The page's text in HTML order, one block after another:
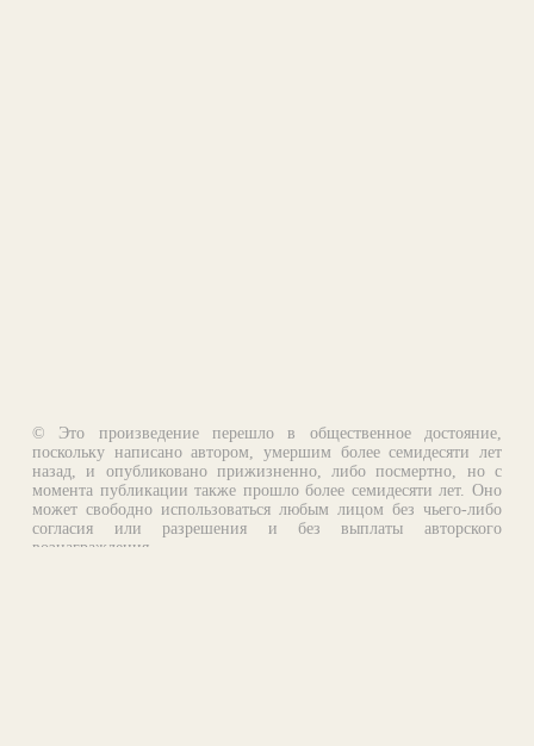
© Это произведение перешло в общественное достояние,
поскольку написано автором, умершим более семидесяти лет
назад, и опубликовано прижизненно, либо посмертно, но с
момента публикации также прошло более семидесяти лет. Оно
может свободно использоваться любым лицом без чьего-либо
согласия или разрешения и без выплаты авторского
вознаграждения.